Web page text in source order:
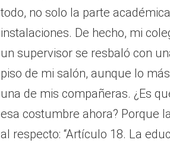
todo, no solo la parte
instalaciones. De hecho, mi
un supervisor se resbaló con
piso de mi salón, aunque lo
una de mis compañeras. ¿Es
esa costumbre ahora? Porque
al respecto: “Artículo 18. La